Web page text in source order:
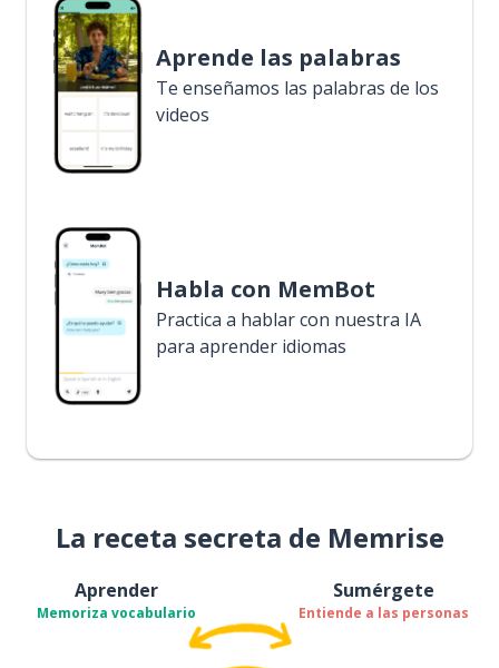
Aprende las palabras
Te enseñamos las palabras de los
videos
Habla con MemBot
Practica a hablar con nuestra IA
para aprender idiomas
La receta secreta de Memrise
Aprender
Memoriza vocabulario
Sumérgete
Entiende a las personas